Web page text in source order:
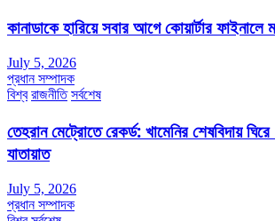
কানাডাকে হারিয়ে সবার আগে কোয়ার্টার
July 5, 2026
প্রধান সম্পাদক
বিশ্ব রাজনীতি সর্বশেষ
তেহরান মেট্রোতে রেকর্ড: খামেনির শেষবিদায়
যাতায়াত
July 5, 2026
প্রধান সম্পাদক